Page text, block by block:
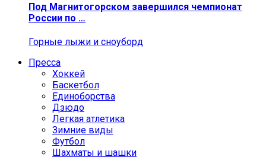
Под Магнитогорском завершился чемпионат
России по …
Горные лыжи и сноуборд
Пресса
Хоккей
Баскетбол
Единоборства
Дзюдо
Легкая атлетика
Зимние виды
Футбол
Шахматы и шашки